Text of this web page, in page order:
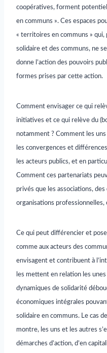
coopératives, forment
en communs ». Ces espaces
« territoires en communs » qui,
solidaire et des communs, ne
donne l’action des pouvoirs
formes prises par cette action.
Comment envisager ce qui
initiatives et ce qui relève du
notamment ? Comment les
les convergences et
les acteurs publics, et en
Comment ces partenariats
privés que les associations,
organisations professionnelles,
Ce qui peut différencier et
comme aux acteurs des
envisagent et contribuent à
les mettent en relation les
dynamiques de solidarité
économiques intégrales
solidaire en communs. Le cas
montre, les uns et les autres
démarches d’action, d’en